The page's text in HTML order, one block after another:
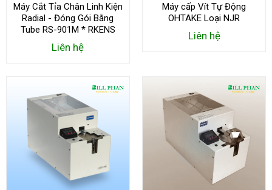
Máy Cắt Tỉa Chân Linh Kiện
Radial - Đóng Gói Bằng
Tube RS-901M * RKENS
Liên hệ
Máy cấp Vít Tự Động
OHTAKE Loại NJR
Liên hệ